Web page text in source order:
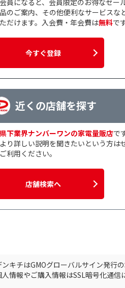
員になると、会員限定のお得なセー
のご案内、その他便利なサービスな
だけます。入会費・年会費は無料で
今すぐ登録
近くの店舗を探す
下業界ナンバーワンの家電量販店で
り詳しい説明を聞きたいという方は
利用ください。
店舗検索へ
ンキチはGMOグローバルサイン発行
人情報やご購入情報はSSL暗号化通信